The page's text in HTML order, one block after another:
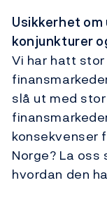
Usikkerhet
konjunkturer
Vi har hatt
slå ut med
konsekvenser
Norge? La
hvordan den